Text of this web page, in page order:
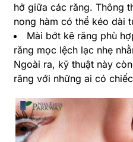
hở giữa các răng. Thông
nong hàm có thể kéo dài
Mài bớt kẽ răng phù
răng mọc lệch lạc nhẹ
Ngoài ra, kỹ thuật này
răng với những ai có